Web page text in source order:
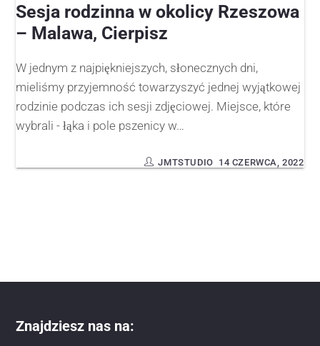
Sesja rodzinna w okolicy Rzeszowa
– Malawa, Cierpisz
W jednym z najpiękniejszych, słonecznych dni,
mieliśmy przyjemność towarzyszyć jednej wyjątkowej
rodzinie podczas ich sesji zdjęciowej. Miejsce, które
wybrali - łąka i pole pszenicy w…
14 CZERWCA, 2022
JMTSTUDIO
Znajdziesz nas na: